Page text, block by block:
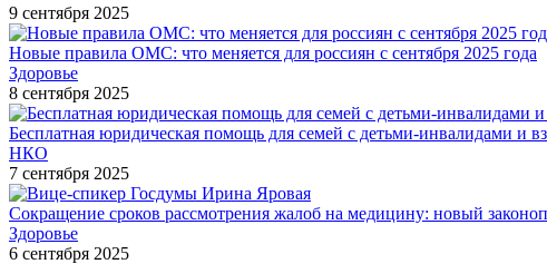
9 сентября 2025
Новые правила ОМС: что меняется для россиян с сентября 2025 года
Здоровье
8 сентября 2025
Бесплатная юридическая помощь для семей с детьми-инвалидами и
НКО
7 сентября 2025
Сокращение сроков рассмотрения жалоб на медицину: новый
Здоровье
6 сентября 2025